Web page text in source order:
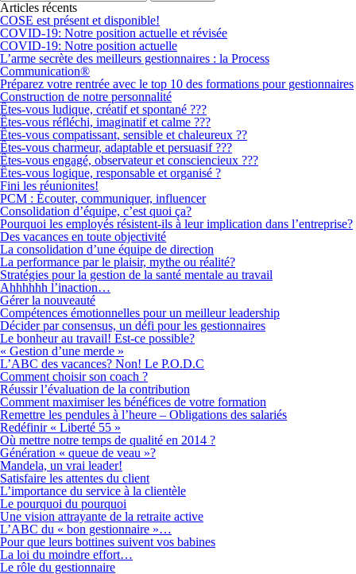
Articles récents
COSE est présent et disponible!
COVID-19: Notre position actuelle et révisée
COVID-19: Notre position actuelle
L’arme secrète des meilleurs gestionnaires : la Process
Communication®
Préparez votre rentrée avec le top 10 des formations pour gestionnaires
Construction de notre personnalité
Êtes-vous ludique, créatif et spontané ???
Êtes-vous réfléchi, imaginatif et calme ???
Êtes-vous compatissant, sensible et chaleureux ??
Êtes-vous charmeur, adaptable et persuasif ???
Êtes-vous engagé, observateur et consciencieux ???
Êtes-vous logique, responsable et organisé ?
Fini les réunionites!
PCM : Écouter, communiquer, influencer
Consolidation d’équipe, c’est quoi ça?
Pourquoi les employés résistent-ils à leur implication dans l’entreprise?
Des vacances en toute objectivité
La consolidation d’une équipe de direction
La performance par le plaisir, mythe ou réalité?
Stratégies pour la gestion de la santé mentale au travail
Ahhhhhh l’inaction…
Gérer la nouveauté
Compétences émotionnelles pour un meilleur leadership
Décider par consensus, un défi pour les gestionnaires
Le bonheur au travail! Est-ce possible?
« Gestion d’une merde »
L’ABC des vacances? Non! Le P.O.D.C
Comment choisir son coach ?
Réussir l’évaluation de la contribution
Comment maximiser les bénéfices de votre formation
Remettre les pendules à l’heure – Obligations des salariés
Redéfinir « Liberté 55 »
Où mettre notre temps de qualité en 2014 ?
Génération « queue de veau »?
Mandela, un vrai leader!
Satisfaire les attentes du client
L’importance du service à la clientèle
Le pourquoi du pourquoi
Une vision attrayante de la retraite active
L’ABC du « bon gestionnaire »…
Pour que leurs bottines suivent vos babines
La loi du moindre effort…
Le rôle du gestionnaire